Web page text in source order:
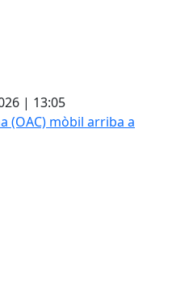
| 13:05
mòbil arriba a